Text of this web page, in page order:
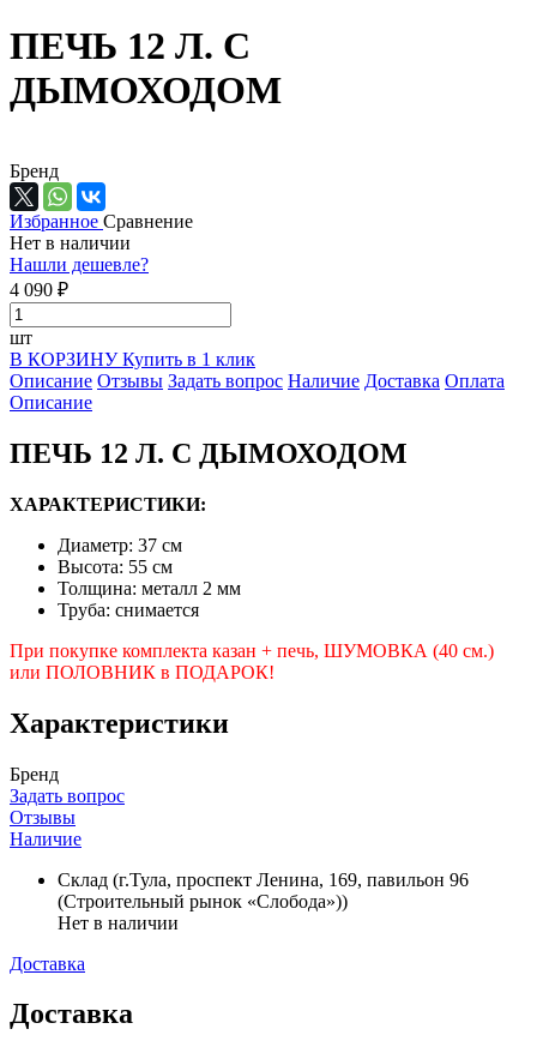
ПЕЧЬ 12 Л. С
ДЫМОХОДОМ
Бренд
Избранное Сравнение
Нет в наличии
Нашли дешевле?
4 090 ₽
шт
В КОРЗИНУКупить в 1 клик
Описание Отзывы Задать вопрос Наличие Доставка Оплата
Описание
ПЕЧЬ 12 Л. С ДЫМОХОДОМ
ХАРАКТЕРИСТИКИ:
Диаметр: 37 см
Высота: 55 см
Толщина: металл 2 мм
Труба: снимается
При покупке комплекта казан + печь, ШУМОВКА (40 см.)
или ПОЛОВНИК в ПОДАРОК!
Характеристики
Бренд
Задать вопрос
Отзывы
Наличие
Склад (г.Тула, проспект Ленина, 169, павильон 96
(Строительный рынок «Слобода»))
Нет в наличии
Доставка
Доставка